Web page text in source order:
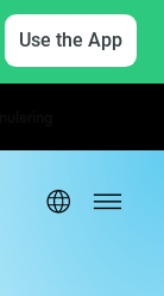
Use the App